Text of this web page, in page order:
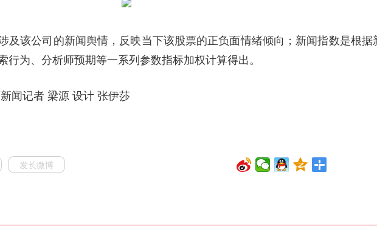
及该公司的新闻舆情，反映当下该股票的正负面情绪倾向；新闻指数是根据
行为、分析师预期等一系列参数指标加权计算得出。
闻记者 梁源 设计 张伊莎
发长微博